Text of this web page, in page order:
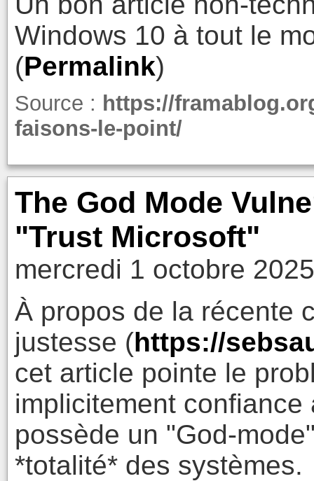
Windows 10 à tout le
(Permalink)
Source : https://
faisons-le-point/
The God Mode
"Trust Microsoft"
mercredi 1 octobre
À propos de la récente
justesse (https://
cet article pointe le
implicitement
possède un "God-
*totalité* des systèmes.